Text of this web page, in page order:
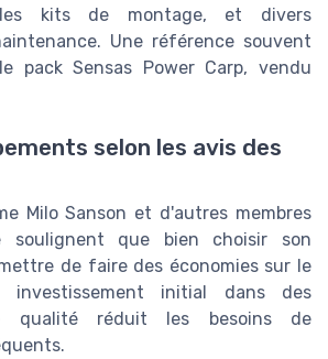
kits de montage, et divers
Une référence souvent
pack Sensas Power Carp, vendu
selon les avis des
Milo Sanson et d'autres membres
soulignent que bien choisir son
de faire des économies sur le
investissement initial dans des
qualité réduit les besoins de